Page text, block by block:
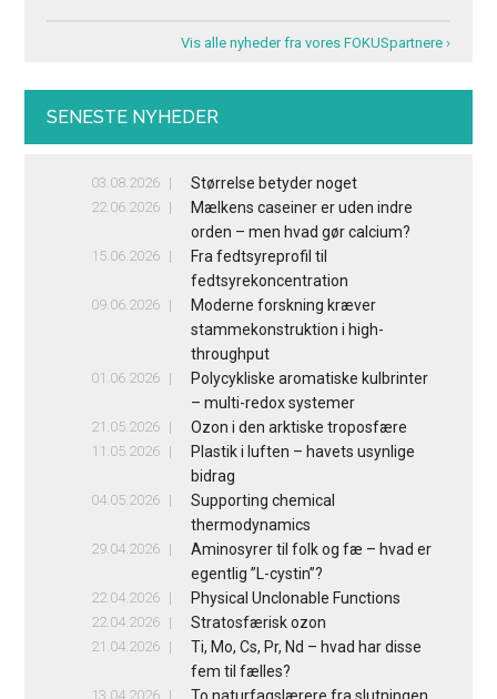
Vis alle nyheder fra vores FOKUSpartnere ›
SENESTE NYHEDER
03.08.2026 Størrelse betyder noget
22.06.2026
Mælkens caseiner er uden indre
orden – men hvad gør calcium?
15.06.2026
Fra fedtsyreprofil til
fedtsyrekoncentration
09.06.2026
Moderne forskning kræver
stammekonstruktion i high-
throughput
01.06.2026
Polycykliske aromatiske kulbrinter
– multi-redox systemer
21.05.2026 Ozon i den arktiske troposfære
11.05.2026
Plastik i luften – havets usynlige
bidrag
04.05.2026
Supporting chemical
thermodynamics
29.04.2026
Aminosyrer til folk og fæ – hvad er
egentlig ”L-cystin”?
22.04.2026 Physical Unclonable Functions
22.04.2026 Stratosfærisk ozon
21.04.2026
Ti, Mo, Cs, Pr, Nd – hvad har disse
fem til fælles?
13.04.2026